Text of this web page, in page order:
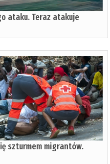
ataku. Teraz atakuje
szturmem migrantów.